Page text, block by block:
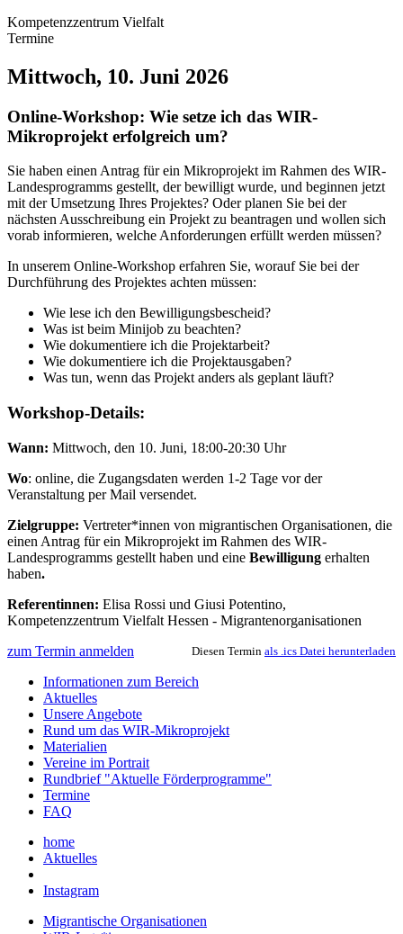
Kompetenzzentrum Vielfalt
Termine
Mittwoch, 10. Juni 2026
Online-Workshop: Wie setze ich das WIR-
Mikroprojekt erfolgreich um?
Sie haben einen Antrag für ein Mikroprojekt im Rahmen des WIR-
Landesprogramms gestellt, der bewilligt wurde, und beginnen jetzt
mit der Umsetzung Ihres Projektes? Oder planen Sie bei der
nächsten Ausschreibung ein Projekt zu beantragen und wollen sich
vorab informieren, welche Anforderungen erfüllt werden müssen?
In unserem Online-Workshop erfahren Sie, worauf Sie bei der
Durchführung des Projektes achten müssen:
Wie lese ich den Bewilligungsbescheid?
Was ist beim Minijob zu beachten?
Wie dokumentiere ich die Projektarbeit?
Wie dokumentiere ich die Projektausgaben?
Was tun, wenn das Projekt anders als geplant läuft?
Workshop-Details:
Wann: Mittwoch, den 10. Juni, 18:00-20:30 Uhr
Wo: online, die Zugangsdaten werden 1-2 Tage vor der
Veranstaltung per Mail versendet.
Zielgruppe: Vertreter*innen von migrantischen Organisationen, die
einen Antrag für ein Mikroprojekt im Rahmen des WIR-
Landesprogramms gestellt haben und eine Bewilligung erhalten
haben.
Referentinnen: Elisa Rossi und Giusi Potentino,
Kompetenzzentrum Vielfalt Hessen - Migrantenorganisationen
zum Termin anmelden
Diesen Termin als .ics Datei herunterladen
Informationen zum Bereich
Aktuelles
Unsere Angebote
Rund um das WIR-Mikroprojekt
Materialien
Vereine im Portrait
Rundbrief "Aktuelle Förderprogramme"
Termine
FAQ
home
Aktuelles
Instagram
Migrantische Organisationen